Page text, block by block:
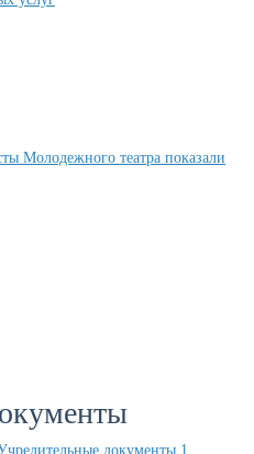
Молодежного театра показали